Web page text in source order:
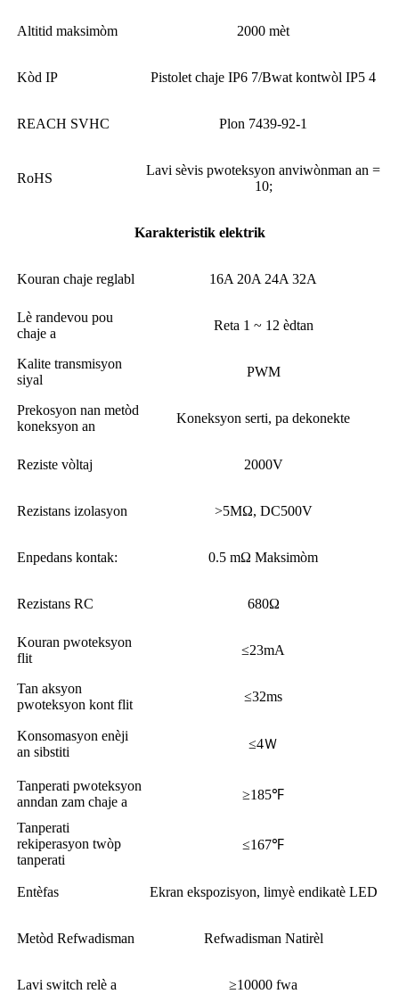
Altitid maksimòm 2000 mèt
Kòd IP Pistolet chaje IP6 7/Bwat kontwòl IP5 4
REACH SVHC Plon 7439-92-1
RoHS
Lavi sèvis pwoteksyon anviwònman an =
10;
Karakteristik elektrik
Kouran chaje reglabl 16A 20A 24A 32A
Lè randevou pou
chaje a
Reta 1 ~ 12 èdtan
Kalite transmisyon
siyal
PWM
Prekosyon nan metòd
koneksyon an
Koneksyon serti, pa dekonekte
Reziste vòltaj 2000V
Rezistans izolasyon >5MΩ, DC500V
Enpedans kontak: 0.5 mΩ Maksimòm
Rezistans RC 680Ω
Kouran pwoteksyon
flit
≤23mA
Tan aksyon
pwoteksyon kont flit
≤32ms
Konsomasyon enèji
an sibstiti
≤4Ｗ
Tanperati pwoteksyon
anndan zam chaje a
≥185℉
Tanperati
rekiperasyon twòp
tanperati
≤167℉
Entèfas Ekran ekspozisyon, limyè endikatè LED
Metòd Refwadisman Refwadisman Natirèl
Lavi switch relè a ≥10000 fwa